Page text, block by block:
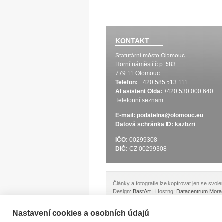
KONTAKT
Statutární město Olomouc
Horní náměstí č.p. 583
779 11 Olomouc
Telefon: +420 585 513 111
AI asistent Olda: +420 530 000 640
Telefonní seznam
E-mail: podatelna@olomouc.eu
Datová schránka ID: kazbzri
IČO: 00299308
DIČ: CZ 00299308
Články a fotografie lze kopírovat jen se
Design: BastArt | Hosting: Datacentrum
Nastavení cookies a osobních údajů